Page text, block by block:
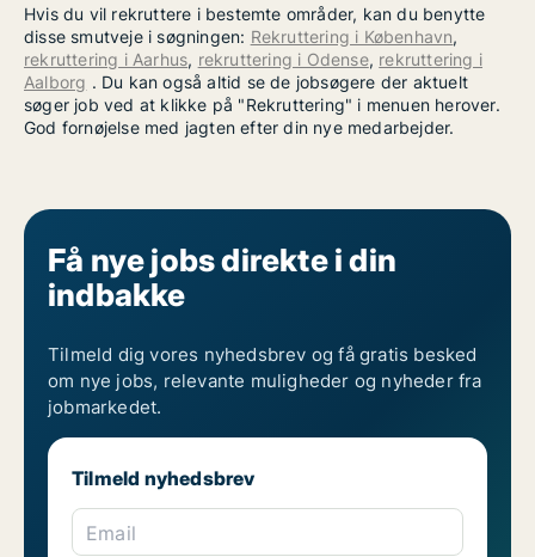
Hvis du vil rekruttere i bestemte områder, kan du benytte
disse smutveje i søgningen: Rekruttering i København,
rekruttering i Aarhus, rekruttering i Odense, rekruttering i
Aalborg . Du kan også altid se de jobsøgere der aktuelt
søger job ved at klikke på "Rekruttering" i menuen herover.
God fornøjelse med jagten efter din nye medarbejder.
Få nye jobs direkte i din
indbakke
Tilmeld dig vores nyhedsbrev og få gratis besked
om nye jobs, relevante muligheder og nyheder fra
jobmarkedet.
Tilmeld nyhedsbrev
Email